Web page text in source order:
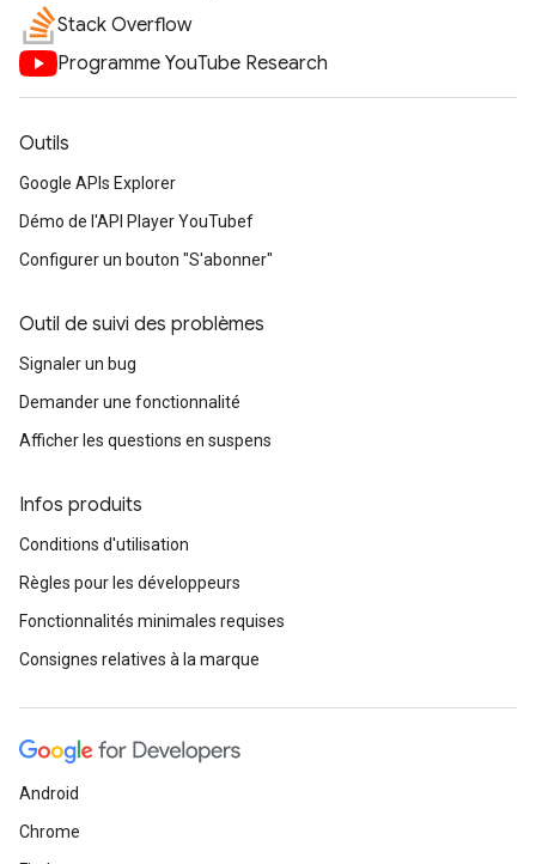
Stack Overflow
Programme YouTube Research
Outils
Google APIs Explorer
Démo de l'API Player YouTubef
Configurer un bouton "S'abonner"
Outil de suivi des problèmes
Signaler un bug
Demander une fonctionnalité
Afficher les questions en suspens
Infos produits
Conditions d'utilisation
Règles pour les développeurs
Fonctionnalités minimales requises
Consignes relatives à la marque
Android
Chrome